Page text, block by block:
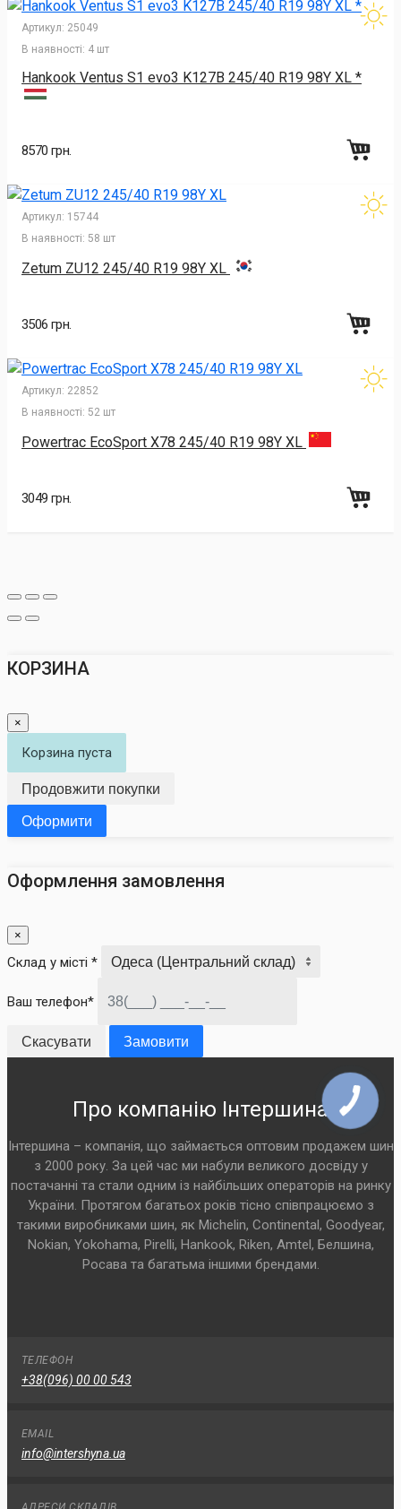
Артикул: 25049
В наявності: 4 шт
Hankook Ventus S1 evo3 K127B 245/40 R19 98Y XL *
8570 грн.
Артикул: 15744
В наявності: 58 шт
Zetum ZU12 245/40 R19 98Y XL
3506 грн.
Артикул: 22852
В наявності: 52 шт
Powertrac EcoSport X78 245/40 R19 98Y XL
3049 грн.
КОРЗИНА
×
Корзина пуста
Продовжити покупки
Оформити
Оформлення замовлення
×
Склад у місті *
Ваш телефон*
Скасувати Замовити
Про компанію Інтершина
Інтершина – компанія, що займається оптовим продажем шин
з 2000 року. За цей час ми набули великого досвіду у
постачанні та стали одним із найбільших операторів на ринку
України. Протягом багатьох років тісно співпрацюємо з
такими виробниками шин, як Michelin, Continental, Goodyear,
Nokian, Yokohama, Pirelli, Hankook, Riken, Amtel, Белшина,
Росава та багатьма іншими брендами.
ТЕЛЕФОН
+38(096) 00 00 543
EMAIL
info@intershyna.ua